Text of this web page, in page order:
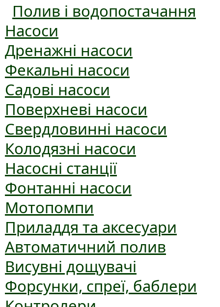
Полив і водопостачання
Насоси
Дренажні насоси
Фекальні насоси
Садові насоси
Поверхневі насоси
Свердловинні насоси
Колодязні насоси
Насосні станції
Фонтанні насоси
Мотопомпи
Приладдя та аксесуари
Автоматичний полив
Висувні дощувачі
Форсунки, спреї, баблери